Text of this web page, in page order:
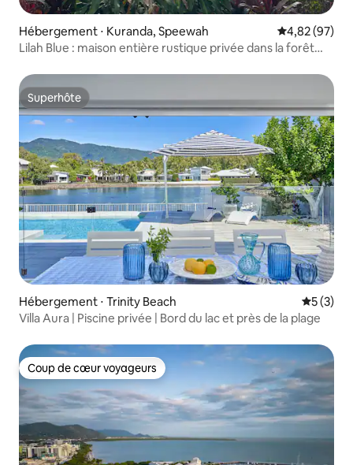
Hébergement ⋅ Kuranda, Speewah Évaluation
4,82 (97)
Lilah Blue : maison entière rustique privée dans la forêt
Superhôte
Superhôte
Hébergement ⋅ Trinity Beach
5 (3)
Villa Aura | Piscine privée | Bord du lac et près de la plage
Coup de cœur voyageurs
Coup de cœur voyageurs